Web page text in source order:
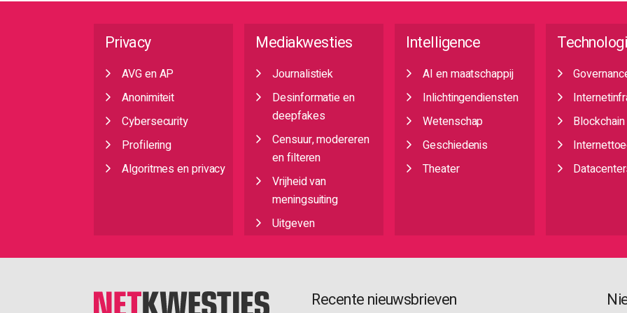
Privacy
AVG en AP
Anonimiteit
Cybersecurity
Profilering
Algoritmes en privacy
Mediakwesties
Journalistiek
Desinformatie en
deepfakes
Censuur, modereren
en filteren
Vrijheid van
meningsuiting
Uitgeven
Intelligence
AI en maatschappij
Inlichtingendiensten
Wetenschap
Geschiedenis
Theater
Recente nieuwsbrieven